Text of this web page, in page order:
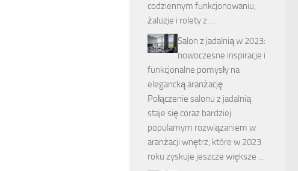
codziennym funkcjonowaniu,
żaluzje i rolety z …
Salon z jadalnią w 2023:
nowoczesne inspiracje i
funkcjonalne pomysły na
elegancką aranżację
Połączenie salonu z jadalnią
staje się coraz bardziej
popularnym rozwiązaniem w
aranżacji wnętrz, które w 2023
roku zyskuje jeszcze większe …